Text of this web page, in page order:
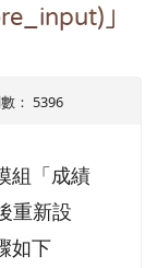
」
： 5396
組「成績
重新設
如下